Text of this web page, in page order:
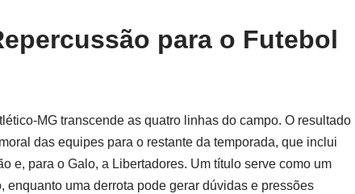
para o Futebol
MG transcende as quatro linhas do campo. O resultado
das equipes para o restante da temporada, que inclui
e, para o Galo, a Libertadores. Um título serve como um
enquanto uma derrota pode gerar dúvidas e pressões